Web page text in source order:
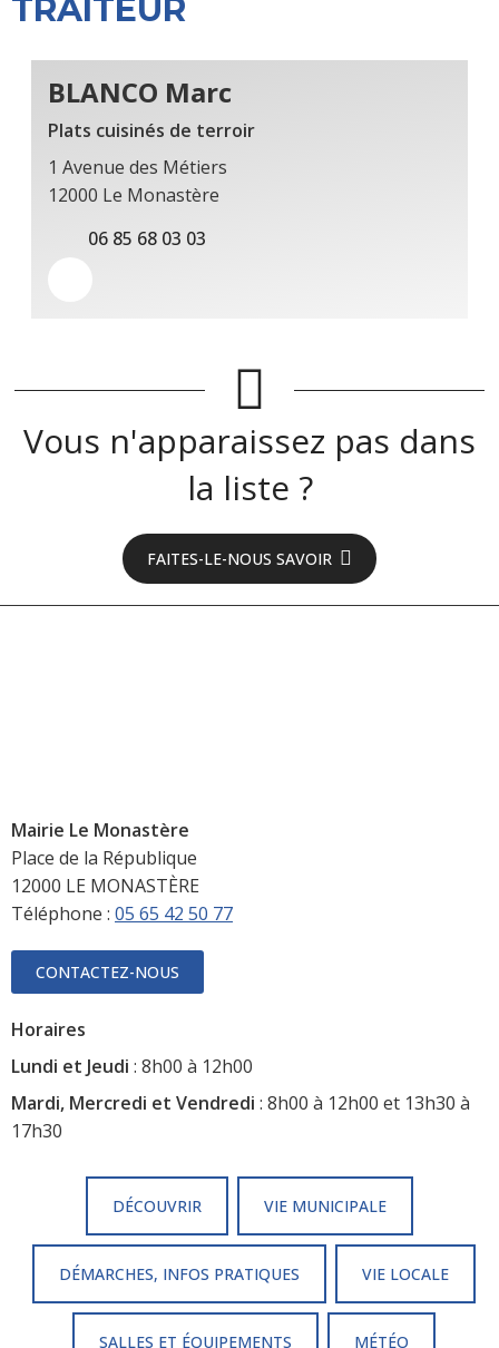
TRAITEUR
BLANCO Marc
Plats cuisinés de terroir
1 Avenue des Métiers
12000 Le Monastère
06 85 68 03 03
Vous n'apparaissez pas dans
la liste ?
FAITES-LE-NOUS SAVOIR
Mairie Le Monastère
Place de la République
12000 LE MONASTÈRE
Téléphone : 05 65 42 50 77
CONTACTEZ-NOUS
Horaires
Lundi et Jeudi : 8h00 à 12h00
Mardi, Mercredi et Vendredi : 8h00 à 12h00 et 13h30 à
17h30
DÉCOUVRIR VIE MUNICIPALE
DÉMARCHES, INFOS PRATIQUES VIE LOCALE
SALLES ET ÉQUIPEMENTS MÉTÉO